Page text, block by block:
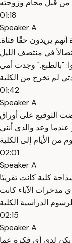
01:18
Speaker A
يريدون حقًا فتاة.
اتصالاً في منتصف الليل
"بالطبع." وجدت أمي
لم تخرج من الكلية
01:42
Speaker A
التوقيع على أوراق
وعد والدي أنني
02:01
Speaker A
كلية كانت تقريبًا
مدخرات الآباء كانت
02:15
Speaker A
يكن لدي أي فكرة عما